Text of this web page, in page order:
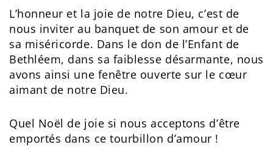
L’honneur et la joie de notre Dieu, c’est de
nous inviter au banquet de son amour et de
sa miséricorde. Dans le don de l’Enfant de
Bethléem, dans sa faiblesse désarmante, nous
avons ainsi une fenêtre ouverte sur le cœur
aimant de notre Dieu.
Quel Noël de joie si nous acceptons d’être
emportés dans ce tourbillon d’amour !